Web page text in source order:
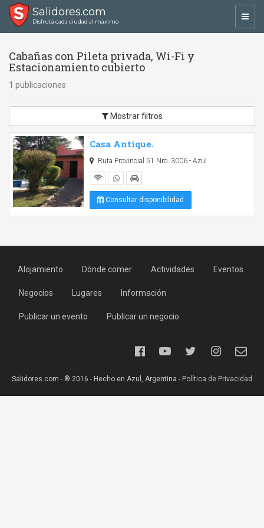
Salidores.com
Disfrutá cada ciudad al máximo
Cabañas con Pileta privada, Wi-Fi y
Estacionamiento cubierto
1 publicaciones
Mostrar filtros
Casa Antique.
Ruta Provincial 51 Nro. 3006 - Azul
Consultar disponibilidad
Alojamiento Dónde comer Actividades Eventos
Negocios Lugares Información
Publicar un evento Publicar un negocio
Salidores.com - ® 2016 - Hecho en Azul, Argentina - Política de Privacidad